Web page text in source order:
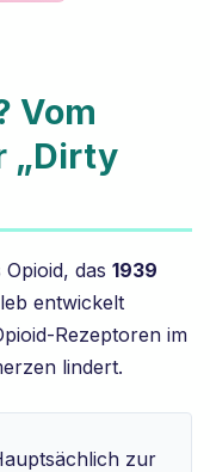
Vom
„Dirty
Opioid, das1939
entwickelt
Rezeptoren im
lindert.
zur